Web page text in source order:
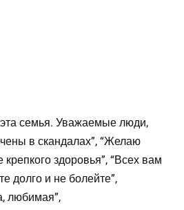
семья. Уважаемые люди,
в скандалах”, “Желаю
здоровья”, “Всех вам
долго и не болейте”,
любимая”,